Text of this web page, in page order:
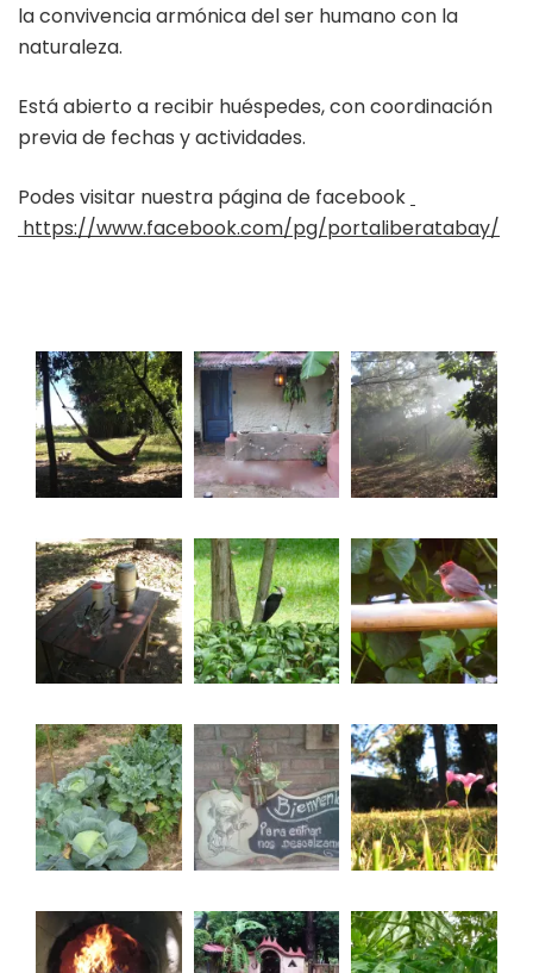
la convivencia armónica del ser humano con la
naturaleza.
Está abierto a recibir huéspedes, con coordinación
previa de fechas y actividades.
Podes visitar nuestra página de facebook
https://www.facebook.com/pg/portaliberatabay/